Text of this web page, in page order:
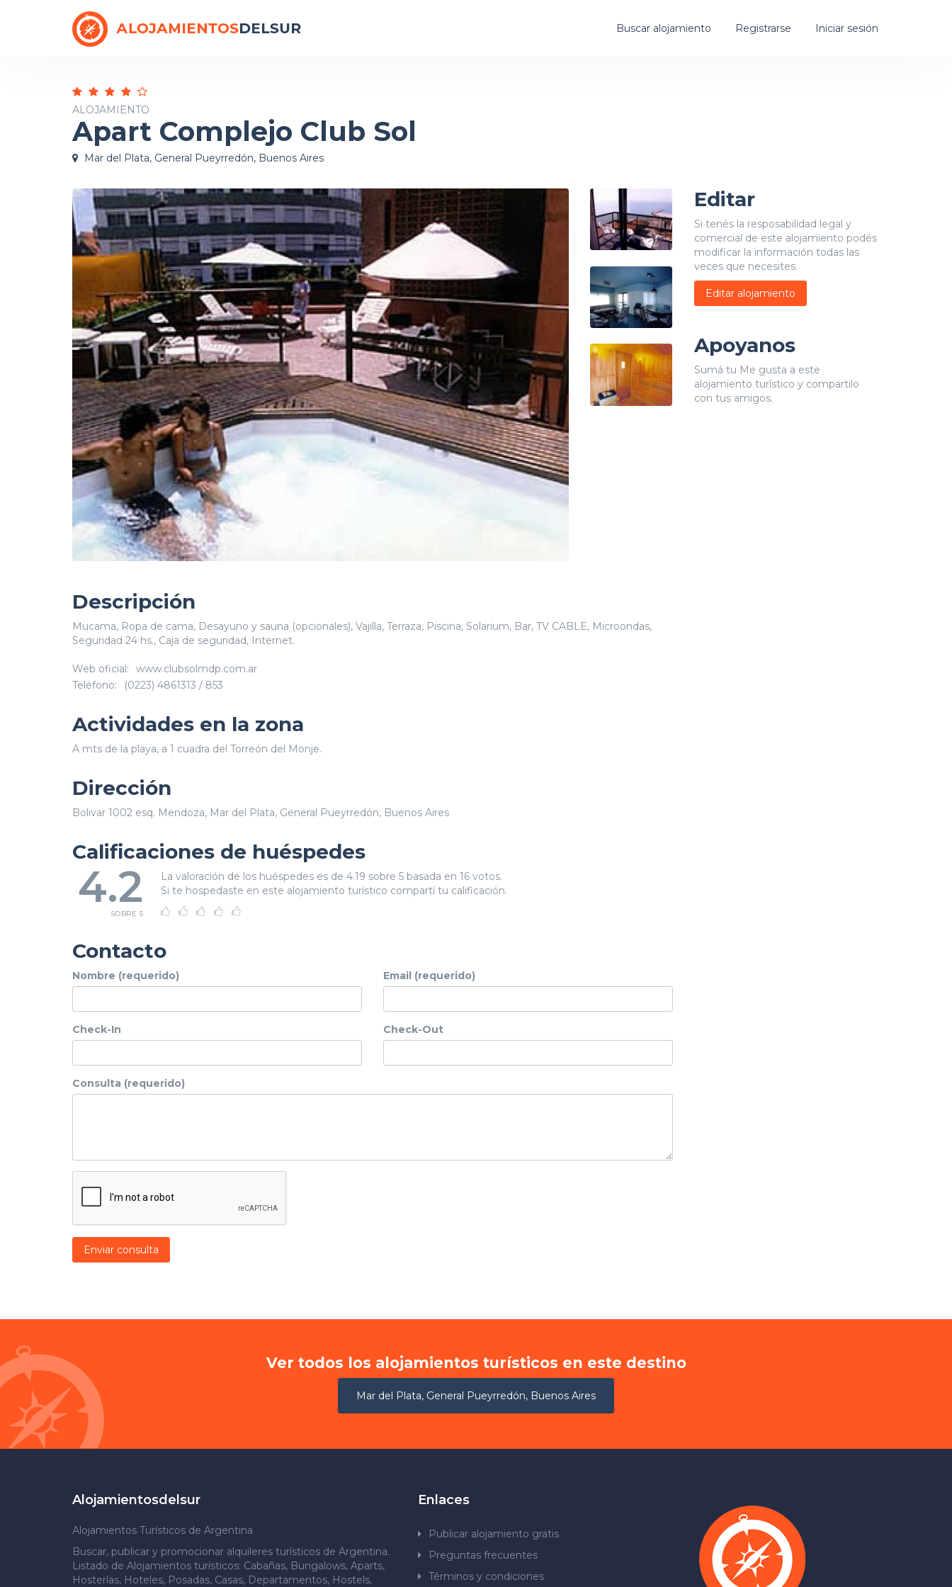
Buscar alojamiento Registrarse Iniciar sesión
ALOJAMIENTO
Apart Complejo Club Sol
Mar del Plata, General Pueyrredón, Buenos Aires
Descripción
Mucama, Ropa de cama, Desayuno y sauna (opcionales), Vajilla, Terraza, Piscina, Solarium, Bar, TV CABLE, Microondas,
Seguridad 24 hs., Caja de seguridad, Internet.
Web oficial:
www.clubsolmdp.com.ar
Teléfono:
(0223) 4861313 / 853
Actividades en la zona
A mts de la playa, a 1 cuadra del Torreón del Monje.
Dirección
Bolivar 1002 esq. Mendoza, Mar del Plata, General Pueyrredón, Buenos Aires
Calificaciones de huéspedes
4.2
SOBRE 5
La valoración de los huéspedes es de 4.19 sobre 5 basada en 16 votos.
Si te hospedaste en este alojamiento turístico compartí tu calificación.
Contacto
Nombre (requerido) Email (requerido)
Check-In Check-Out
Consulta (requerido)
Enviar consulta
Editar
Si tenés la resposabilidad legal y
comercial de este alojamiento podés
modificar la información todas las
veces que necesites.
Editar alojamiento
Apoyanos
Sumá tu Me gusta a este
alojamiento turístico y compartilo
con tus amigos.
Ver todos los alojamientos turísticos en este destino
Mar del Plata, General Pueyrredón, Buenos Aires
Alojamientosdelsur
Alojamientos Turísticos de Argentina
Buscar, publicar y promocionar alquileres turísticos de Argentina.
Listado de Alojamientos turísticos: Cabañas, Bungalows, Aparts,
Hosterías, Hoteles, Posadas, Casas, Departamentos, Hostels,
Enlaces
Publicar alojamiento gratis
Preguntas frecuentes
Términos y condiciones